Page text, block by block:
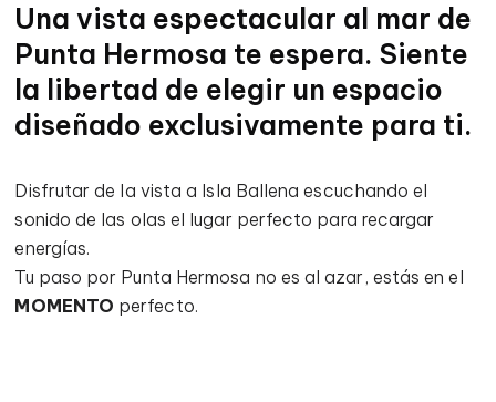
Una vista espectacular al mar de
Punta Hermosa te espera. Siente
la libertad de elegir un espacio
diseñado exclusivamente para ti.
Disfrutar de la vista a Isla Ballena escuchando el
sonido de las olas el lugar perfecto para recargar
energías.
Tu paso por Punta Hermosa no es al azar, estás en el
MOMENTO perfecto.